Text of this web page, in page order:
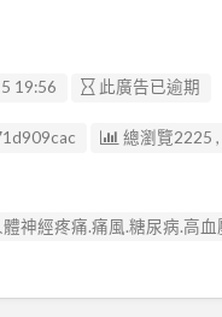
19:56 此廣告已逾期
總瀏覽2225
神經疼痛.痛風.糖尿病.高